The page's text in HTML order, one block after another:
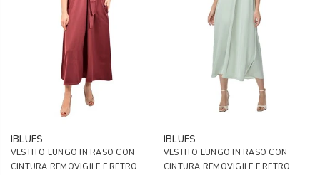
IBLUES
VESTITO LUNGO IN RASO CON
CINTURA REMOVIGILE E RETRO
IBLUES
VESTITO LUNGO IN RASO CON
CINTURA REMOVIGILE E RETRO